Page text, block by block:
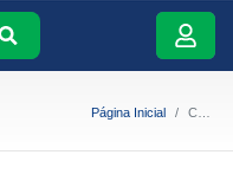
Página Inicial Covid - Vacinação